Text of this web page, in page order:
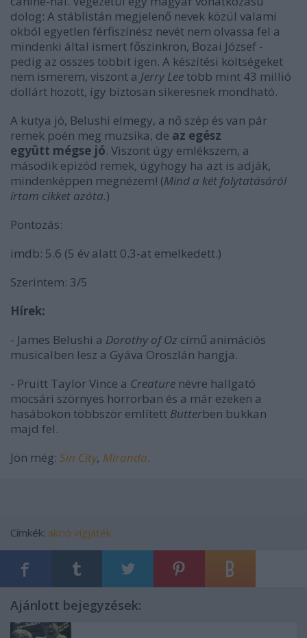
dolog: A stáblistán megjelenő nevek közül valami
okból egyetlen férfiszínész nevét nem olvassa fel a
mindenki által ismert főszinkron, Bozai József -
pedig az összes többit igen. A készítési költségeket
nem ismerem, viszont a Jerry Lee több mint 43 millió
dollárt hozott, így biztosan sikeresnek mondható.
A kutya jó, Belushi elmegy, a nő szép és van pár
remek poén meg muzsika, de az egész
együtt mégse jó. Viszont úgy emlékszem, a
második epizód remek, úgyhogy ha azt is adják,
mindenképpen megnézem! (Mind a két folytatásáról
írtam cikket azóta.)
Pontozás:
imdb: 5.6 (5 év alatt 0.3-at emelkedett.)
Szerintem: 3/5
Hírek:
- James Belushi a Dorothy of Oz című animációs
musicalben lesz a Gyáva Oroszlán hangja.
- Pruitt Taylor Vince a Creature névre hallgató
mocsári szörnyes horrorban és a már ezeken a
hasábokon többször említett Butterben bukkan
majd fel.
Jön még: Sin City, Miranda.
Címkék: akció vígjáték
Ajánlott bejegyzések: